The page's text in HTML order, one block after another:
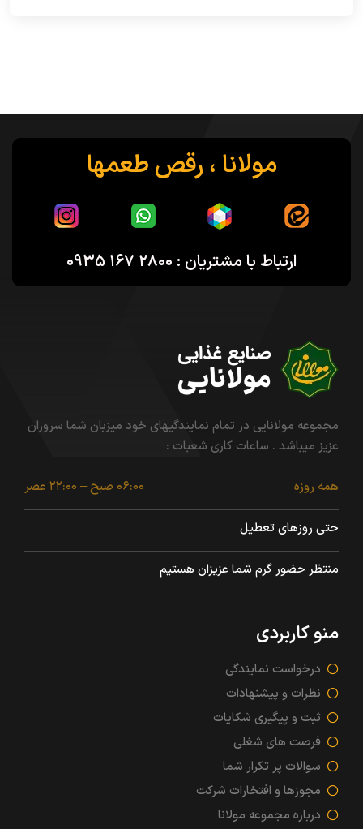
مولانا ، رقص طعمها
ارتباط با مشتریان : ۲۸۰۰ ۱۶۷ ۰۹۳۵
مجموعه مولانایی در تمام نمایندگیهای خود میزبان شما سروران
عزیز میباشد . ساعات کاری شعبات :
همه روزه ۰۶:۰۰ صبح – ۲۲:۰۰ عصر
حتی روزهای تعطیل
منتظر حضور گرم شما عزیزان هستیم
منو کاربردی
درخواست نمایندگی
نظرات و پیشنهادات
ثبت و پیگیری شکایات
فرصت های شغلی
سوالات پر تکرار شما
مجوزها و افتخارات شرکت
درباره مجموعه مولانا